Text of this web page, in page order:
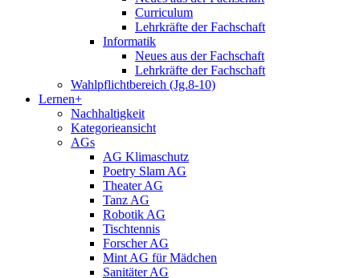
Curriculum
Lehrkräfte der Fachschaft
Informatik
Neues aus der Fachschaft
Lehrkräfte der Fachschaft
Wahlpflichtbereich (Jg.8-10)
Lernen+
Nachhaltigkeit
Kategorieansicht
AGs
AG Klimaschutz
Poetry Slam AG
Theater AG
Tanz AG
Robotik AG
Tischtennis
Forscher AG
Mint AG für Mädchen
Sanitäter AG